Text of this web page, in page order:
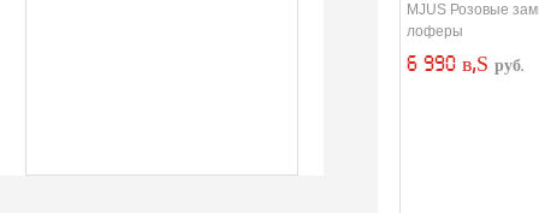
MJUS Розовые
лоферы
6 990 в‚Ѕ руб.